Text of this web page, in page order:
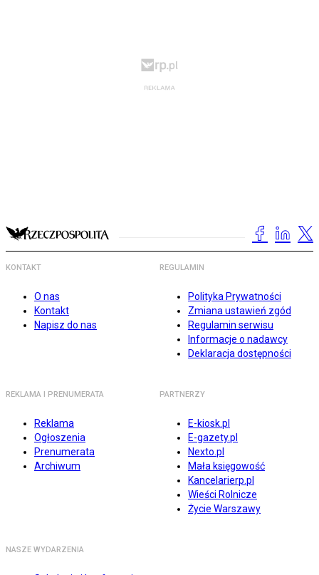
KONTAKT
O nas
Kontakt
Napisz do nas
REGULAMIN
Polityka Prywatności
Zmiana ustawień zgód
Regulamin serwisu
Informacje o nadawcy
Deklaracja dostępności
REKLAMA I PRENUMERATA
Reklama
Ogłoszenia
Prenumerata
Archiwum
PARTNERZY
E-kiosk.pl
E-gazety.pl
Nexto.pl
Mała księgowość
Kancelarierp.pl
Wieści Rolnicze
Życie Warszawy
NASZE WYDARZENIA